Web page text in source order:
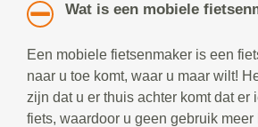
Wat is een mobiele
Een mobiele fietsenmaker is een
naar u toe komt, waar u maar wilt!
zijn dat u er thuis achter komt dat er
fiets, waardoor u geen gebruik meer